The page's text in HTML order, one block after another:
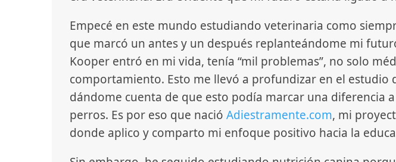
Empecé en este mundo estudiando veterinaria como
que marcó un antes y un después replanteándome mi
Kooper entró en mi vida, tenía “mil problemas”, no solo
comportamiento. Esto me llevó a profundizar en el estudio
dándome cuenta de que esto podía marcar una diferencia
perros. Es por eso que nació Adiestramente.com, mi
donde aplico y comparto mi enfoque positivo hacia la